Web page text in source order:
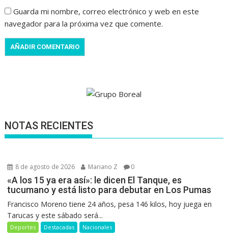
Guarda mi nombre, correo electrónico y web en este
navegador para la próxima vez que comente.
NOTAS RECIENTES
8 de agosto de 2026 Mariano Z 0
«A los 15 ya era así»: le dicen El Tanque, es
tucumano y está listo para debutar en Los Pumas
Francisco Moreno tiene 24 años, pesa 146 kilos, hoy juega en
Tarucas y este sábado será...
Deportes Destacadas Nacionales